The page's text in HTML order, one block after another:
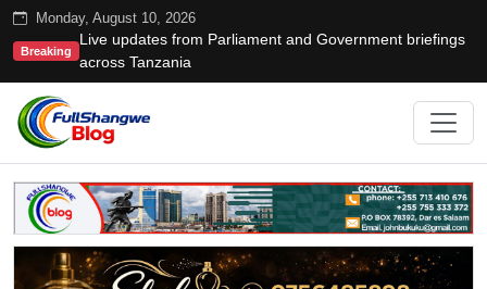
Monday, August 10, 2026
Breaking
Live updates from Parliament and Government briefings
across Tanzania